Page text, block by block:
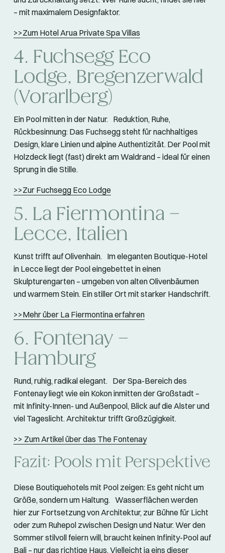
– mit maximalem Designfaktor.
>>Zum Hotel Arua Private Spa Villas
4. Fuchsegg Eco
Lodge, Bregenzerwald
(Vorarlberg)
Ein Pool mitten in der Natur. Reduktion, Ruhe,
Rückbesinnung: Das Fuchsegg steht für nachhaltiges
Design, klare Linien und alpine Authentizität. Der Pool mit
Holzdeck liegt (fast) direkt am Waldrand – ideal für einen
Sprung in die Stille.
>>Zur Fuchsegg Eco Lodge
5. La Fiermontina –
Lecce, Italien
Kunst trifft auf Olivenhain. Im eleganten Boutique-Hotel
in Lecce liegt der Pool eingebettet in einen
Skulpturengarten – umgeben von alten Olivenbäumen
und warmem Stein. Ein stiller Ort mit starker Handschrift.
>>Mehr über La Fiermontina erfahren
6. Fontenay –
Hamburg
Rund, ruhig, radikal elegant. Der Spa-Bereich des
Fontenay liegt wie ein Kokon inmitten der Großstadt –
mit Infinity-Innen- und Außenpool, Blick auf die Alster und
viel Tageslicht. Architektur trifft Großzügigkeit.
>> Zum Artikel über das The Fontenay
Fazit: Pools mit Perspektive
Diese Boutiquehotels mit Pool zeigen: Es geht nicht um
Größe, sondern um Haltung. Wasserflächen werden
hier zur Fortsetzung von Architektur, zur Bühne für Licht
oder zum Ruhepol zwischen Design und Natur. Wer den
Sommer stilvoll feiern will, braucht keinen Infinity-Pool auf
Bali – nur das richtige Haus. Vielleicht ja eins dieser